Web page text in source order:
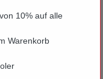
10% auf alle
Warenkorb